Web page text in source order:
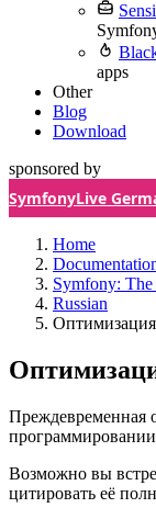
apps
Other
Blog
Download
sponsored by
SymfonyLive
Home
Symfony: The
Russian
Оптимизация
Преждевременная
Возможно вы
цитировать её